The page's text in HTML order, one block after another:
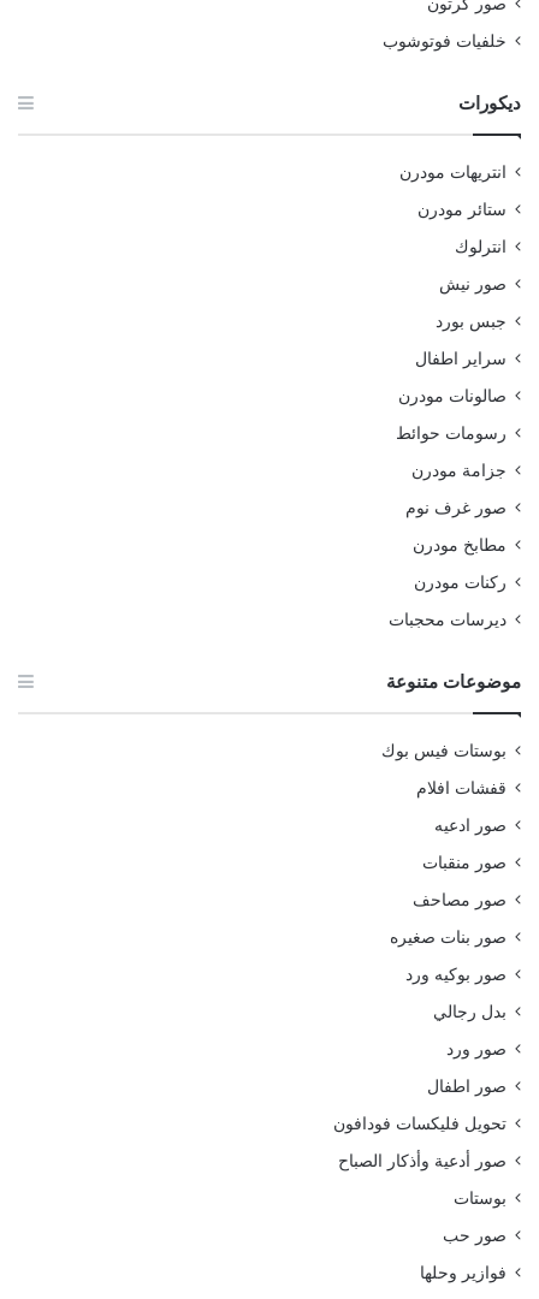
صور كرتون
خلفيات فوتوشوب
ديكورات
انتريهات مودرن
ستائر مودرن
انترلوك
صور نيش
جبس بورد
سراير اطفال
صالونات مودرن
رسومات حوائط
جزامة مودرن
صور غرف نوم
مطابخ مودرن
ركنات مودرن
ديرسات محجبات
موضوعات متنوعة
بوستات فيس بوك
قفشات افلام
صور ادعيه
صور منقبات
صور مصاحف
صور بنات صغيره
صور بوكيه ورد
بدل رجالي
صور ورد
صور اطفال
تحويل فليكسات فودافون
صور أدعية وأذكار الصباح
بوستات
صور حب
فوازير وحلها